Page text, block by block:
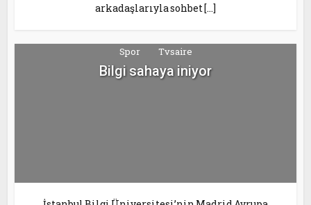
arkadaşlarıyla sohbet […]
Spor Tvsaire
Bilgi sahaya iniyor